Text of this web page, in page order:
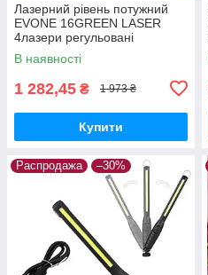
Лазерний рівень потужний
EVONE 16GREEN LASER
4лазери регульовані
В наявності
1 282,45 ₴ 1 973 ₴
Купити
Распродажа –30%